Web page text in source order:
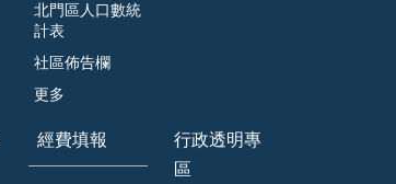
北門區人口數統
計表
社區佈告欄
更多
經費填報
行政透明專
區